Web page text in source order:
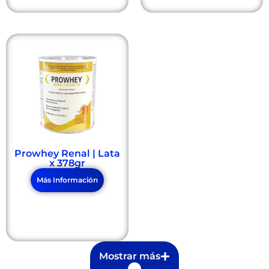
Prowhey Renal | Lata
x 378gr
Más Información
Mostrar más